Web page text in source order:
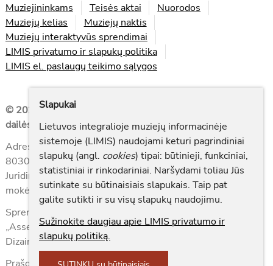
Muziejininkams Teisės aktai
Nuorodos
Muziejų kelias
Muziejų naktis
Muziejų interaktyvūs sprendimai
LIMIS privatumo ir slapukų politika
LIMIS el. paslaugų teikimo sąlygos
© 2026 Valstybės biudžetinė įstaiga Lietuvos nacionalinis
dailės muziejus
Adresas: Didžioji g. 4, LT-01128, Vilnius. Tel. (0 5) 262
8030, faks. (0 5) 212 6006. El. p.muziejus@lndm.lt
Juridinių asmenų registro kodas 190756087, PVM
mokėtojo kodas LT 907560811
Sprendimas: Lietuvos nacionalinio dailės muziejaus ir UAB
„Asseco Lietuva“
Dizainas © UAB „Asseco Lietuva“
Slapukai
Lietuvos integralioje muziejų informacinėje
sistemoje (LIMIS) naudojami keturi pagrindiniai
slapukų (angl. cookies) tipai: būtinieji, funkciniai,
statistiniai ir rinkodariniai. Naršydami toliau Jūs
sutinkate su būtinaisiais slapukais. Taip pat
galite sutikti ir su visų slapukų naudojimu.
Sužinokite daugiau apie LIMIS privatumo ir
slapukų politiką.